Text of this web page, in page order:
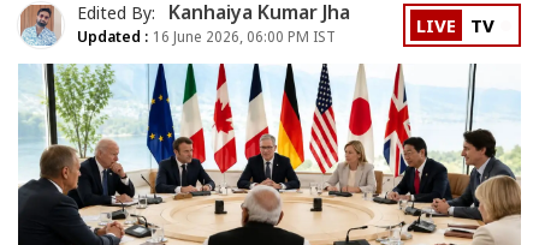
Edited By: Kanhaiya Kumar Jha
Updated : 16 June 2026, 06:00 PM IST LIVE TV